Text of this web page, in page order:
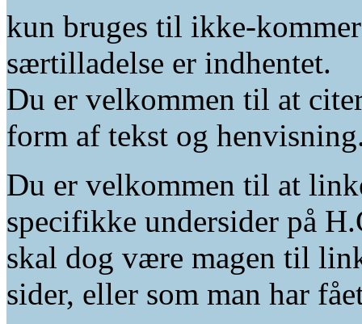
kun bruges til ikke-
særtilladelse er indhentet.
Du er velkommen til at
form af tekst og
Du er velkommen til at
specifikke undersider på
skal dog være magen til
sider, eller som man har